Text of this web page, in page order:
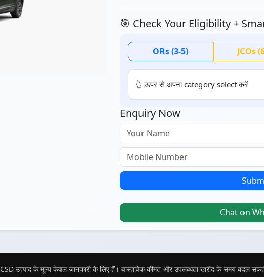
🎯 Check Your Eligibility +
ORs (3-5) JCOs
👆 ऊपर से अपना category select करें
Enquiry Now
Chat on
CSD उत्पाद के मूल्य केवल जानकारी के लिए हैं। वास्तविक कीमत और उपलब्धता खरीद के समय बदल